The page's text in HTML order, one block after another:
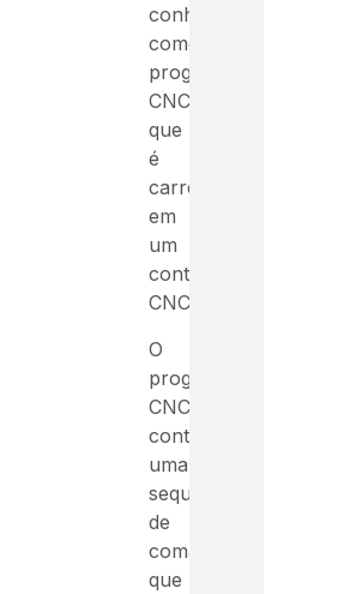
conhecido
como
programa
CNC,
que
é
carregado
em
um
controlador
CNC.
O
programa
CNC
contém
uma
sequência
de
comandos
que